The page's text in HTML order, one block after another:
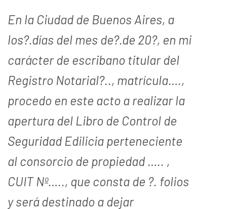
En la Ciudad de Buenos Aires, a
los?.días del mes de?.de 20?, en mi
carácter de escribano titular del
Registro Notarial?.., matrícula….,
procedo en este acto a realizar la
apertura del Libro de Control de
Seguridad Edilicia perteneciente
al consorcio de propiedad ….. ,
CUIT Nº….., que consta de ?. folios
y será destinado a dejar